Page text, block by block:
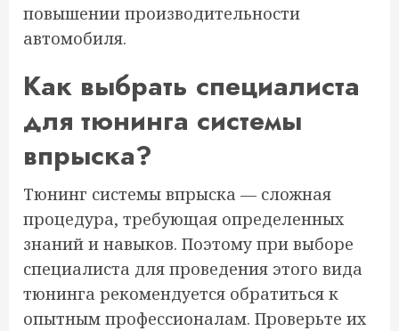
повышении производительности
автомобиля.
Как выбрать специалиста
для тюнинга системы
впрыска?
Тюнинг системы впрыска — сложная
процедура, требующая определенных
знаний и навыков. Поэтому при выборе
специалиста для проведения этого вида
тюнинга рекомендуется обратиться к
опытным профессионалам. Проверьте их